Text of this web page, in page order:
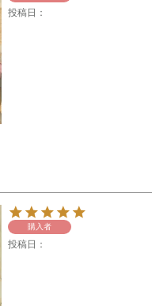
投稿日
購入者
投稿日